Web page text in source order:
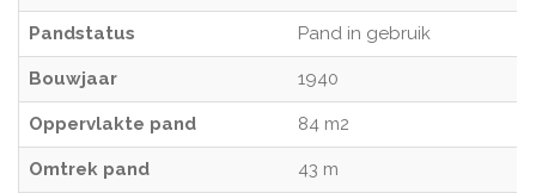
Pandstatus Pand in gebruik
Bouwjaar 1940
Oppervlakte pand 84 m2
Omtrek pand 43 m